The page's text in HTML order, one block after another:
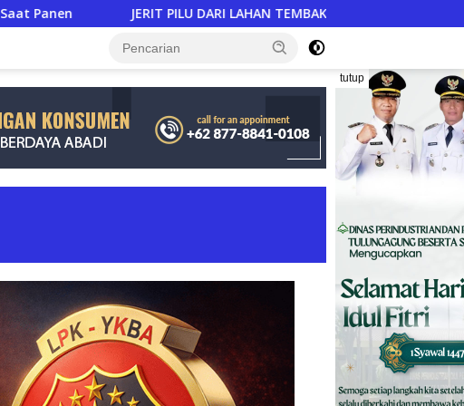
JERIT PILU DARI LAHAN TEMBAKAU ​: Modal Tani Mencekik 2,3 Kali
tutup